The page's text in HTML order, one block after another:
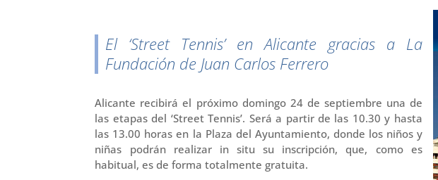
El ‘Street Tennis’ en Alicante gracias a La
Fundación de Juan Carlos Ferrero
Alicante recibirá el próximo domingo 24 de septiembre una de
las etapas del ‘Street Tennis’. Será a partir de las 10.30 y hasta
las 13.00 horas en la Plaza del Ayuntamiento, donde los niños y
niñas podrán realizar in situ su inscripción, que, como es
habitual, es de forma totalmente gratuita.